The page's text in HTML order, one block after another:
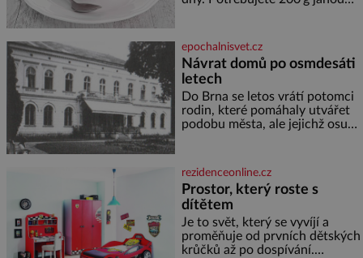
cukru krystal 1 lžíci medu 200 g
zakysané sm
epochalnisvet.cz
Návrat domů po osmdesáti
letech
Do Brna se letos vrátí potomci
rodin, které pomáhaly utvářet
podobu města, ale jejichž osudy
Placzek, Löw-Beer, Fuhrmann,
Kohn a Stiassni se stanou
jednou z hlavních
dramaturgických linií festivalu
židovské kultury ŠTETL FEST
2026. Některé návraty nejsou
jednoduché. Místa, která si
rezidenceonline.cz
Prostor, který roste s
dítětem
Je to svět, který se vyvíjí a
proměňuje od prvních dětských
krůčků až po dospívání.